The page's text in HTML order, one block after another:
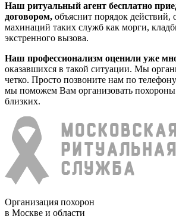
Наш ритуальный агент бесплатно
договором, объяснит порядок действий,
махинаций таких служб как морги,
экстренного вызова.
Наш профессионализм оценили уже
оказавшихся в такой ситуации. Мы
четко. Просто позвоните нам по
мы поможем Вам организовать
близких.
Организация похорон
в Москве и области